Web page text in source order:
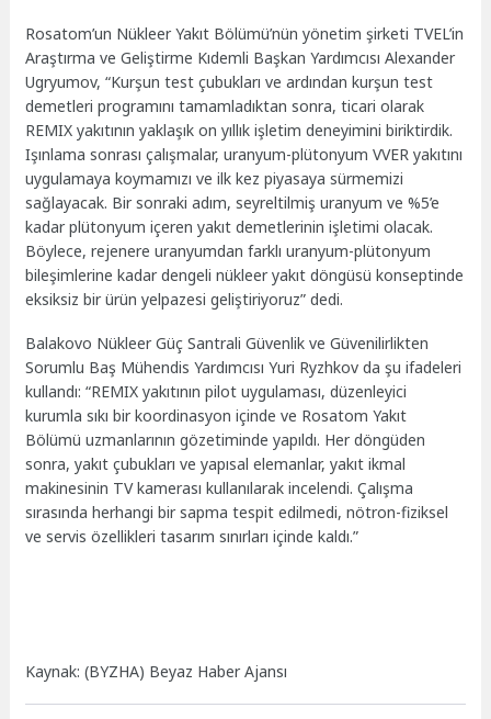
Rosatom’un Nükleer Yakıt Bölümü’nün yönetim şirketi TVEL’in
Araştırma ve Geliştirme Kıdemli Başkan Yardımcısı Alexander
Ugryumov, “Kurşun test çubukları ve ardından kurşun test
demetleri programını tamamladıktan sonra, ticari olarak
REMIX yakıtının yaklaşık on yıllık işletim deneyimini biriktirdik.
Işınlama sonrası çalışmalar, uranyum-plütonyum VVER yakıtını
uygulamaya koymamızı ve ilk kez piyasaya sürmemizi
sağlayacak. Bir sonraki adım, seyreltilmiş uranyum ve %5’e
kadar plütonyum içeren yakıt demetlerinin işletimi olacak.
Böylece, rejenere uranyumdan farklı uranyum-plütonyum
bileşimlerine kadar dengeli nükleer yakıt döngüsü konseptinde
eksiksiz bir ürün yelpazesi geliştiriyoruz” dedi.
Balakovo Nükleer Güç Santrali Güvenlik ve Güvenilirlikten
Sorumlu Baş Mühendis Yardımcısı Yuri Ryzhkov da şu ifadeleri
kullandı: “REMIX yakıtının pilot uygulaması, düzenleyici
kurumla sıkı bir koordinasyon içinde ve Rosatom Yakıt
Bölümü uzmanlarının gözetiminde yapıldı. Her döngüden
sonra, yakıt çubukları ve yapısal elemanlar, yakıt ikmal
makinesinin TV kamerası kullanılarak incelendi. Çalışma
sırasında herhangi bir sapma tespit edilmedi, nötron-fiziksel
ve servis özellikleri tasarım sınırları içinde kaldı.”
Kaynak: (BYZHA) Beyaz Haber Ajansı